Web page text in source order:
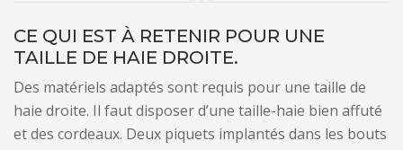
CE QUI EST À RETENIR POUR UNE
TAILLE DE HAIE DROITE.
Des matériels adaptés sont requis pour une taille de
haie droite. Il faut disposer d’une taille-haie bien affuté
et des cordeaux. Deux piquets implantés dans les bouts